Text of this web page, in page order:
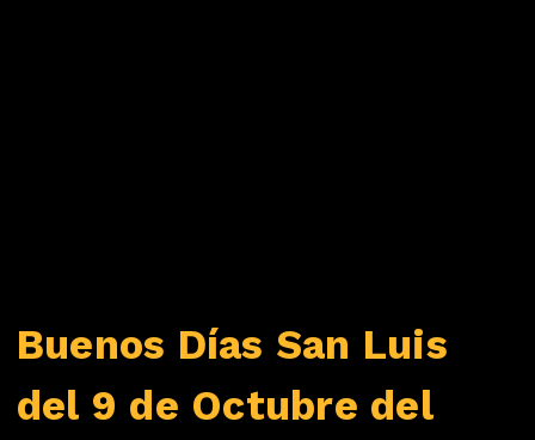
Buenos Días San Luis
del 9 de Octubre del